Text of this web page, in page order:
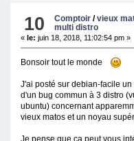
10 Comptoir /vieux
multi distro
« le: juin 18, 2018, 11:02:54 pm »
Bonsoir tout le monde
J'ai posté sur debian-facile
d'un bug commun à 3 distro
ubuntu) concernant
vieux matos et un noyau
Je pense que ça peut vous